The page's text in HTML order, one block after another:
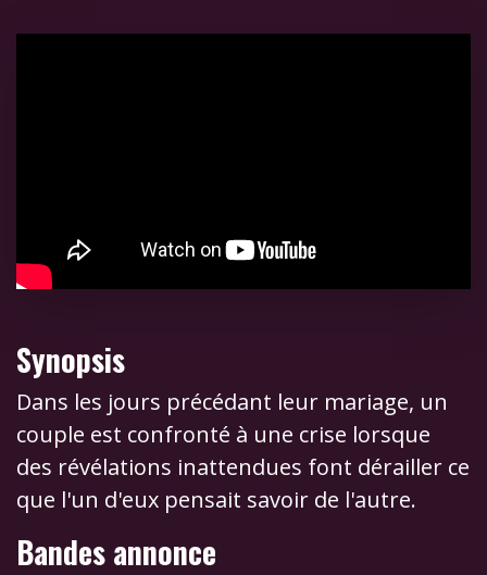
Synopsis
Dans les jours précédant leur mariage, un
couple est confronté à une crise lorsque
des révélations inattendues font dérailler ce
que l'un d'eux pensait savoir de l'autre.
Bandes annonce